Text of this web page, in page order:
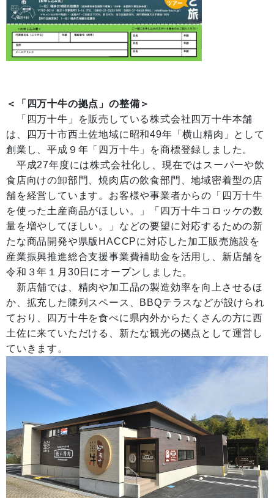
＜「四万十牛の拠点」の整備＞
「四万十牛」を販売している株式会社四万十牛本舗
は、四万十市西土佐地域に昭和49年「横山精肉」として
創業し、平成９年「四万十牛」を商標登録しました。
平成27年度には株式会社化し、現在ではスーパーや飲
食店向けの卸部門、焼肉店の飲食部門、地域密着型の店
舗を経営しています。お客様や事業者からの「四万十牛
を使った土産商品がほしい。」「四万十牛コロッケの数
量を増やしてほしい。」などの要望に対応するための新
たな商品開発や県版HACCPに対応した加工販売施設を
産業振興推進総合支援事業費補助金を活用し、新店舗を
令和３年１月30日にオープンしました。
新店舗では、精肉や加工品の製造効率を向上させるほ
か、拡充した陳列スペース、BBQテラスなどが設けられ
ており、四万十牛を食べに県内外からたくさんの方に西
土佐に来ていただける、新たな観光の拠点として運営し
ていきます。